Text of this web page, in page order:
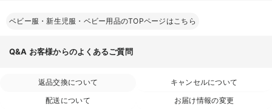
ベビー服・新生児服・ベビー用品のTOPページはこちら
Q&A お客様からのよくあるご質問
返品交換について
キャンセルについて
配送について
お届け情報の変更